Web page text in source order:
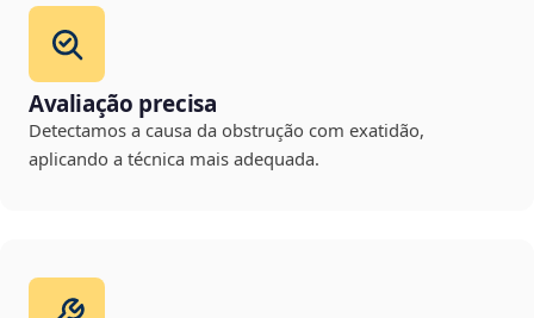
Avaliação precisa
Detectamos a causa da obstrução com exatidão,
aplicando a técnica mais adequada.